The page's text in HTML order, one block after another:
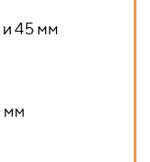
45 мм
мм